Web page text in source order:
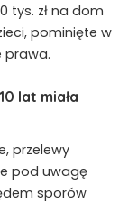
tys. zł na dom
pominięte w
prawa.
lat miała
przelewy
pod uwagę
sporów